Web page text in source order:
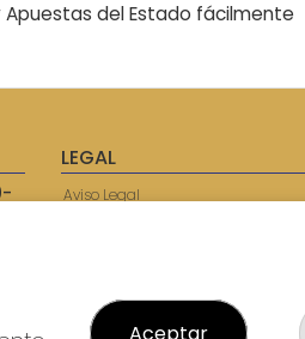
del Estado fácilmente
LEGAL
Aviso Legal
Tienda de Lotería Nacional
Juego responsable. Solo mayores de